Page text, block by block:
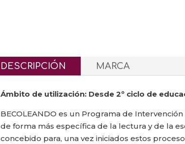
DESCRIPCIÓN MARCA
Ámbito de utilización: Desde 2º ciclo de
BECOLEANDO es un Programa de
de forma más específica de la lectura y de la
concebido para, una vez iniciados estos